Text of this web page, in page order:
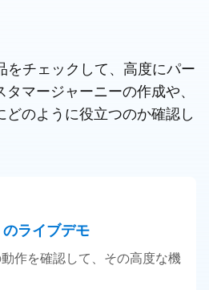
をチェックして、高度にパー
マージャーニーの作成や、
どのように役立つのか確認し
ライブデモ
作を確認して、その高度な機